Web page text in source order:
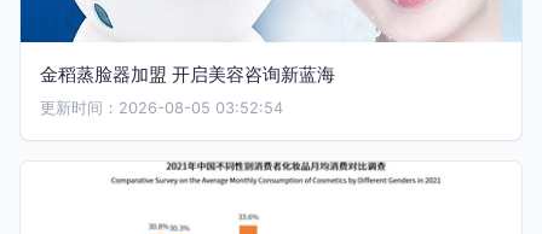
金稻蒸脸器加盟 开启美容咨询新蓝海
更新时间：2026-08-05 03:52:54